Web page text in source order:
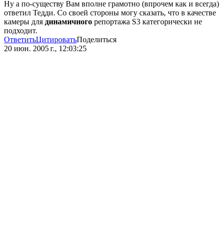
Ну а по-существу Вам вполне грамотно (впрочем как и всегда)
ответил Тедди. Со своей стороны могу сказать, что в качестве
камеры для динамичного репортажа S3 категорически не
подходит.
ОтветитьЦитироватьПоделиться
20 июн. 2005 г., 12:03:25